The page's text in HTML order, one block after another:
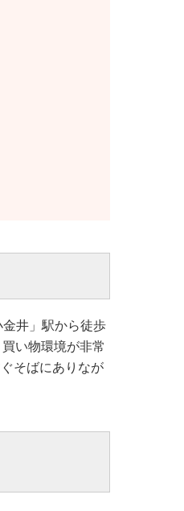
井」駅から徒歩
い物環境が非常
そばにありなが